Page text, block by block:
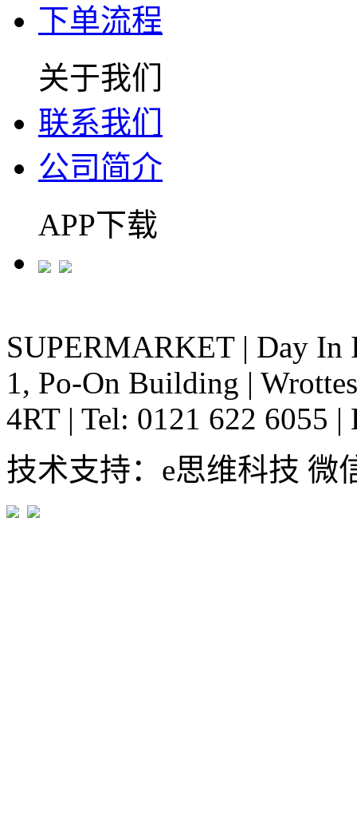
下单流程
关于我们
联系我们
公司简介
APP下载
SUPERMARKET | Day In
1, Po-On Building |
4RT | Tel: 0121 622 6055 |
技术支持：e思维科技 微